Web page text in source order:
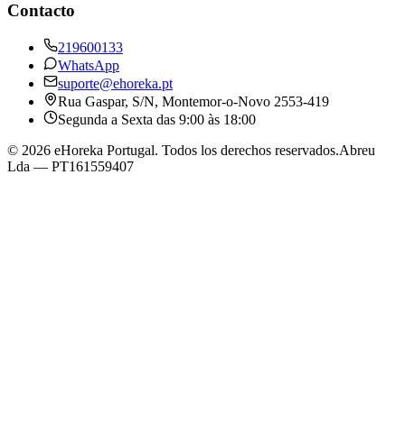
Contacto
219600133
WhatsApp
suporte@ehoreka.pt
Rua Gaspar, S/N, Montemor-o-Novo 2553-419
Segunda a Sexta das 9:00 às 18:00
© 2026 eHoreka Portugal. Todos los derechos reservados.Abreu
Lda — PT161559407